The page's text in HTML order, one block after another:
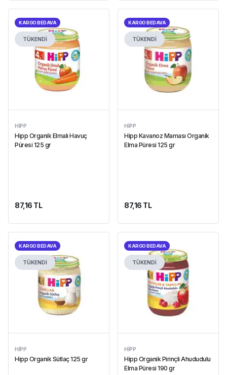
KARGO BEDAVA
TÜKENDİ
HIPP
Hipp Organik Elmalı Havuç
Püresi 125 gr
87,16 TL
KARGO BEDAVA
TÜKENDİ
HIPP
Hipp Kavanoz Maması Organik
Elma Püresi 125 gr
87,16 TL
KARGO BEDAVA
TÜKENDİ
HIPP
Hipp Organik Sütlaç 125 gr
KARGO BEDAVA
TÜKENDİ
HIPP
Hipp Organik Pirinçli Ahududulu
Elma Püresi 190 gr